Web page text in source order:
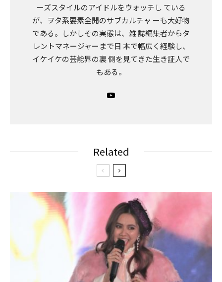
ーズスタイルのアイドルをウォッチし ている
が、ヲタ系要素全開のサブカルチャ ーも大好物
である。しかしその実態は、雑 誌編集者からタ
レントマネージャーまで日 本で幅広く経験し、
イケイケの芸能界の裏 側を見てきた生き証人で
もある。
Related